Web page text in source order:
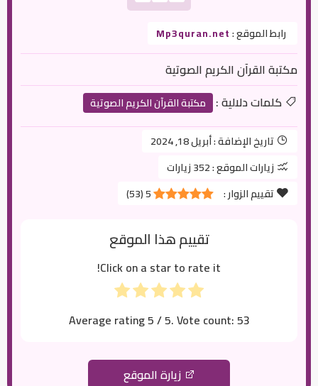
رابط الموقع :Mp3quran.net
مكتبة القرآن الكريم الصوتية
كلمات دلالية :
مكتبة القرآن الكريم الصوتية
تاريخ الإضافة :أبريل 18, 2024
زيارات الموقع :352 زيارات
تقييم الزوار :
5
(
53
)
تقييم هذا الموقع
Click on a star to rate it!
Average rating5/ 5. Vote count:53
زيارة الموقع